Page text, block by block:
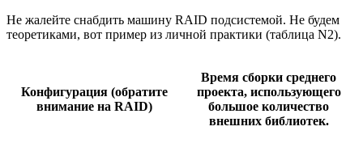
Не жалейте снабдить машину RAID подсистемой. Не будем
теоретиками, вот пример из личной практики (таблица N2).
Конфигурация (обратите
внимание на RAID)
Время сборки среднего
проекта, использующего
большое количество
внешних библиотек.